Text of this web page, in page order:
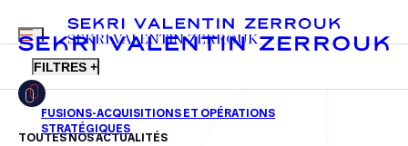
MENU
SEKRI VALENTIN ZERROUK
FILTRES +
TOUTES NOS ACTUALITÉS